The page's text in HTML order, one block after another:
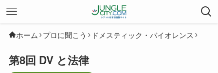
ホーム プロに聞こう ドメスティック・バイオレンス
第8回 DV と法律